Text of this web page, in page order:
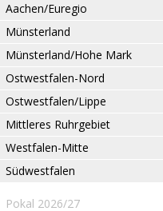
Aachen/Euregio
Münsterland
Münsterland/Hohe Mark
Ostwestfalen-Nord
Ostwestfalen/Lippe
Mittleres Ruhrgebiet
Westfalen-Mitte
Südwestfalen
Pokal 2026/27